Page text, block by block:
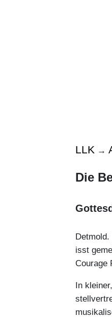
LLK →
Die
isst
Courage
In